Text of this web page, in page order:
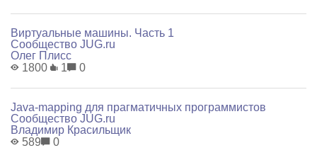
Виртуальные машины. Часть 1
Сообщество JUG.ru
Олег Плисс
1800
1 0
Java-mapping для прагматичных программистов
Сообщество JUG.ru
Владимир Красильщик
589
0